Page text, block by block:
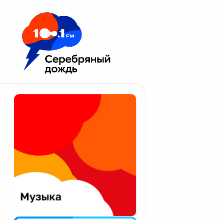
Москва 100.1 FM
Апатиты
Екатеринбург
Калининград
Калуга